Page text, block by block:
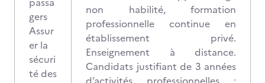
gers
Assur
er la
sécuri
té des
non habilité, formation
professionnelle continue en
établissement privé.
Enseignement à distance.
Candidats justifiant de 3 années